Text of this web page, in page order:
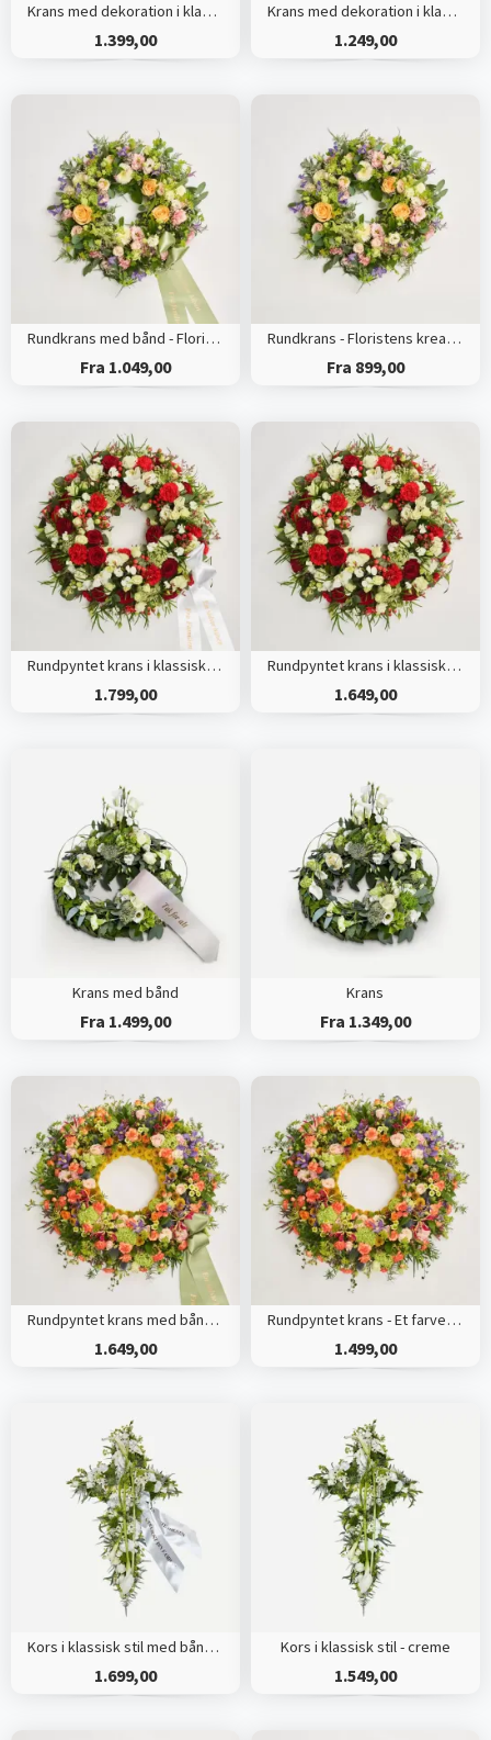
Krans med dekoration i klassisk stil og bånd creme
1.399,00
Krans med dekoration i klassisk stil - creme
1.249,00
Rundkrans med bånd - Floristens kreative valg
Fra 1.049,00
Rundkrans - Floristens kreative valg
Fra 899,00
Rundpyntet krans i klassisk stil med bånd
1.799,00
Rundpyntet krans i klassisk stil - rød og hvid
1.649,00
Krans med bånd
Fra 1.499,00
Krans
Fra 1.349,00
Rundpyntet krans med bånd - Et farverigt farvel
1.649,00
Rundpyntet krans - Et farverigt farvel
1.499,00
Kors i klassisk stil med bånd - creme
1.699,00
Kors i klassisk stil - creme
1.549,00